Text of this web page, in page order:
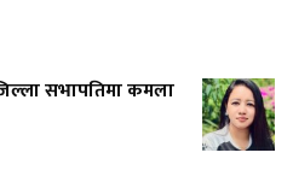
सभापतिमा कमला